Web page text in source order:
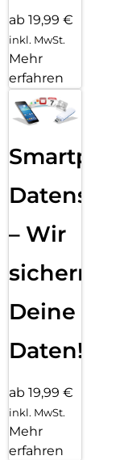
ab 19,99 €
inkl. MwSt.
Mehr
erfahren
– Wir
sichern
Deine
Daten!
ab 19,99 €
inkl. MwSt.
Mehr
erfahren